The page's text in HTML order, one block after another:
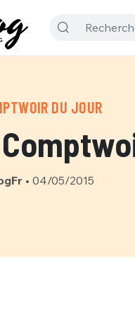
DU JOUR
• 04/05/2015